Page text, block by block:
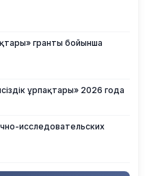
гранты бойынша
ұрпақтары» 2026 года
исследовательских